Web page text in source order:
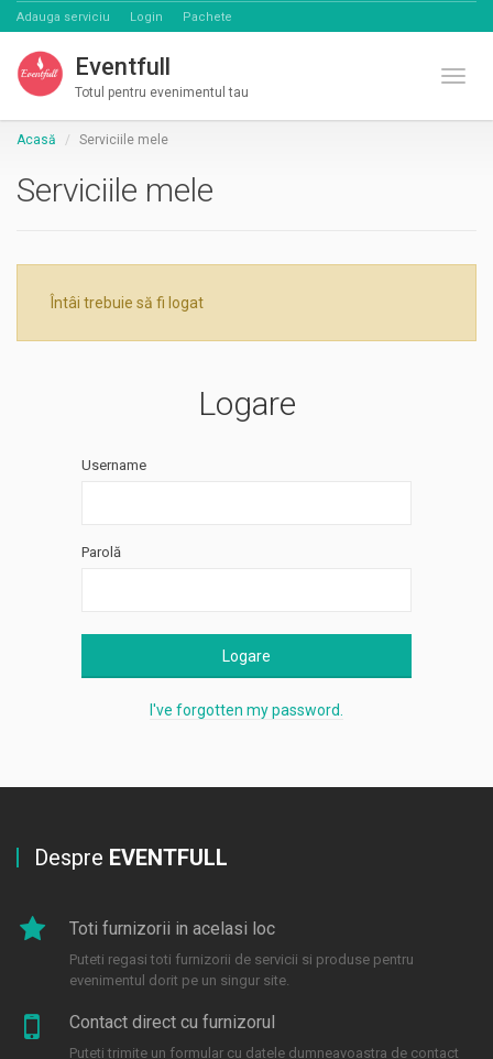
Adauga serviciu Login Pachete
Eventfull
Totul pentru evenimentul tau
Acasă Serviciile mele
Serviciile mele
Întâi trebuie să fi logat
Logare
Username
Parolă
Logare
I've forgotten my password.
Despre EVENTFULL
Toti furnizorii in acelasi loc
Puteti regasi toti furnizorii de servicii si produse pentru
evenimentul dorit pe un singur site.
Contact direct cu furnizorul
Puteti trimite un formular cu datele dumneavoastra de contact